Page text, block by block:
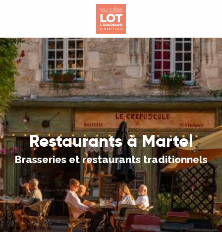
principal
Restaurants à Martel
Brasseries et restaurants traditionnels